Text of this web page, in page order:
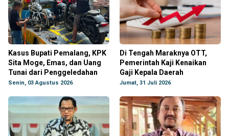
Kasus Bupati Pemalang, KPK
Sita Moge, Emas, dan Uang
Tunai dari Penggeledahan
Senin, 03 Agustus 2026
Di Tengah Maraknya OTT,
Pemerintah Kaji Kenaikan
Gaji Kepala Daerah
Jumat, 31 Juli 2026